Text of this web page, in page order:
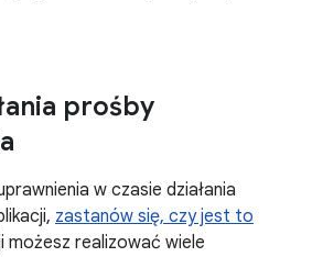
prośby
w czasie działania
zastanów się, czy jest to
możesz realizować wiele